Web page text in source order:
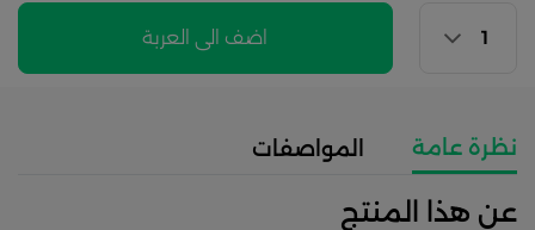
اضف الى العربة
نظرة عامة المواصفات
عن هذا المنتج